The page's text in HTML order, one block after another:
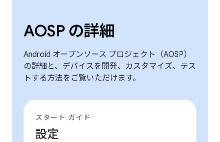
AOSP の詳細
Android オープンソース プロジェクト（AOSP）
の詳細と、デバイスを開発、カスタマイズ、テス
トする方法をご覧いただけます。
スタート ガイド
設定